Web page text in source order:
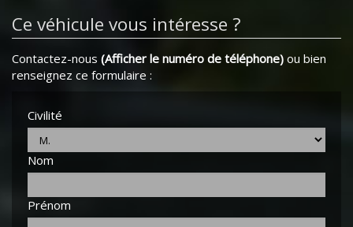
Ce véhicule vous intéresse ?
Contactez-nous (Afficher le numéro de téléphone) ou bien
renseignez ce formulaire :
Civilité
Nom
Prénom